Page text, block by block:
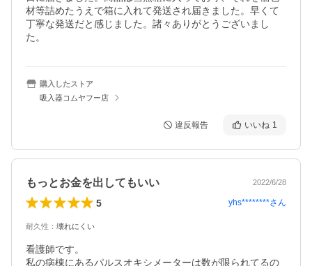
材等詰めたうえで箱に入れて発送され届きました。早くて
丁寧な発送だと感じました。諸々ありがとうございまし
た。
購入したストア
吸入器コムヤフー店
違反報告 いいね 1
もっとお金を出してもいい 2022/6/28
5 yhs********さん
耐久性 ： 壊れにくい
看護師です。
私の病棟にあるパルスオキシメーターは数が限られてるの